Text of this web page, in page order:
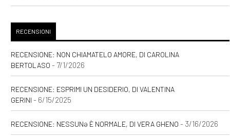
RECENSIONI
RECENSIONE: NON CHIAMATELO AMORE, DI CAROLINA
BERTOLASO - 7/1/2026
RECENSIONE: ESPRIMI UN DESIDERIO, DI VALENTINA
GERINI - 6/15/2025
RECENSIONE: NESSUNƏ È NORMALE, DI VERA GHENO - 3/16/2026